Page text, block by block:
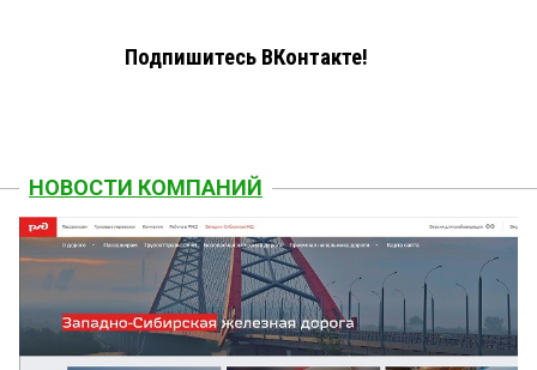
Подпишитесь ВКонтакте!
НОВОСТИ КОМПАНИЙ